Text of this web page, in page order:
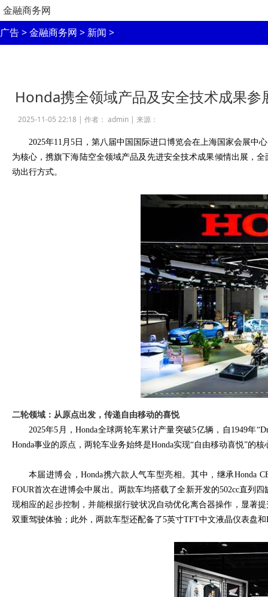
金融商务网
广告>金融商务网 > 新闻 >
Honda携全领域产品及安全技术成果参
2025-11-05 22:18 | 作者： admin| 来源：
2025年11 月 5日，第八届中国国际进口博览会在上海国家会展中
为核心，携旗下海陆空全领域产品及先进安全技术成果倾情出展，全
动出行方式。
二轮领域：从原点出发，传递自由移动的喜悦
2025年5 月，Honda全球两轮车累计产量突破5亿辆，自 1949年“
Honda事业的原点，两轮车业务始终是Honda实现“自由移动喜悦”的
本届进博会，Honda携六款人气车型亮相。其中，继承Honda
FOUR首次在进博会中展出。两款车均搭载了全新开发的502cc直列四
现相应的起步控制，并能根据行驶状况自动优化离合器操作，显著
双重驾驶体验；此外，两款车型还配备了5英寸TFT中文液晶仪表盘和